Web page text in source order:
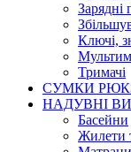
Зарядні
Ключі,
Тримачі
СУМКИ
НАДУВНІ
Басейни
Жилети